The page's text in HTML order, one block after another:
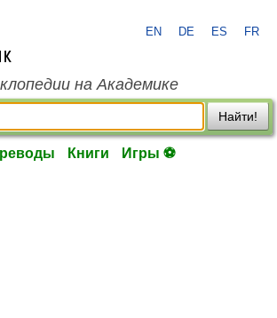
EN DE ES FR
на Академике
Найти!
Книги Игры ⚽